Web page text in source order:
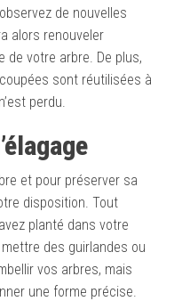
de nouvelles
alors renouveler
de votre arbre. De plus,
sont réutilisées à
perdu.
et pour préserver sa
disposition. Tout
planté dans votre
des guirlandes ou
vos arbres, mais
une forme précise.